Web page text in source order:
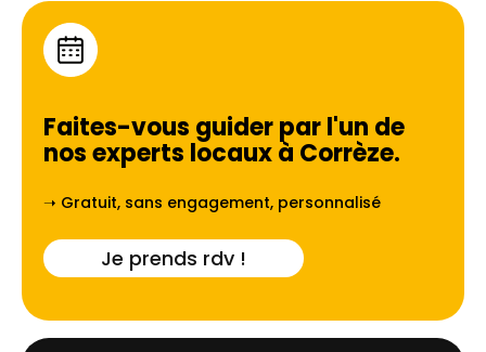
Faites-vous guider par l'un de
nos experts locaux à Corrèze.
➝ Gratuit, sans engagement, personnalisé
Je prends rdv !